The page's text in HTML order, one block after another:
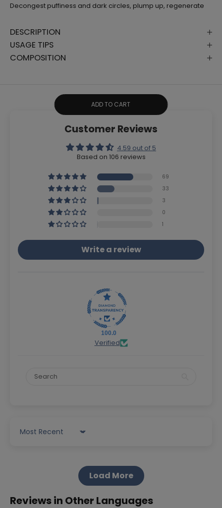
Decongest puffiness and dark circles, plump up, regenerate
DESCRIPTION
USAGE TIPS
COMPOSITION
ADD TO CART
Customer Reviews
4.59 out of 5
Based on 106 reviews
69
33
3
0
1
Write a review
100.0
Verified
Sort by
Load More
Reviews in Other Languages